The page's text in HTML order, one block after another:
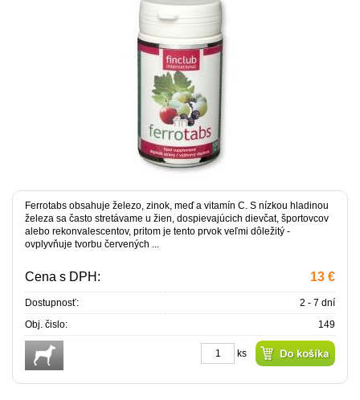
Ferrotabs obsahuje železo, zinok, meď a vitamín C. S nízkou hladinou
železa sa často stretávame u žien, dospievajúcich dievčat, športovcov
alebo rekonvalescentov, pritom je tento prvok veľmi dôležitý -
ovplyvňuje tvorbu červených ...
Cena s DPH: 13 €
Dostupnosť:
2 - 7 dní
Obj. čislo:
149
ks